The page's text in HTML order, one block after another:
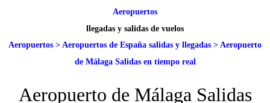
Aeropuertos
llegadas y salidas de vuelos
Aeropuertos > Aeropuertos de España salidas y llegadas > Aeropuerto
de Málaga Salidas en tiempo real
Aeropuerto de Málaga Salidas